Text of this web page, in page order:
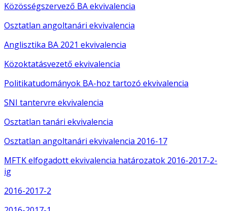
Közösségszervező BA ekvivalencia
Osztatlan angoltanári ekvivalencia
Anglisztika BA 2021 ekvivalencia
Közoktatásvezető ekvivalencia
Politikatudományok BA-hoz tartozó ekvivalencia
SNI tantervre ekvivalencia
Osztatlan tanári ekvivalencia
Osztatlan angoltanári ekvivalencia 2016-17
MFTK elfogadott ekvivalencia határozatok 2016-2017-2-
ig
2016-2017-2